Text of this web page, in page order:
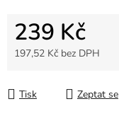
239 Kč
197,52 Kč bez DPH
Tisk
Zeptat se